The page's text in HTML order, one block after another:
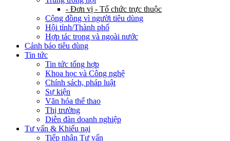
- Đơn vị - Tổ chức trực thuộc
Cộng đồng vì người tiêu dùng
Hội tỉnh/Thành phố
Hợp tác trong và ngoài nước
Cảnh báo tiêu dùng
Tin tức
Tin tức tổng hợp
Khoa học và Công nghệ
Chính sách, pháp luật
Sự kiện
Văn hóa thể thao
Thị trường
Diễn đàn doanh nghiệp
Tư vấn & Khiếu nại
Tiếp nhận Tư vấn